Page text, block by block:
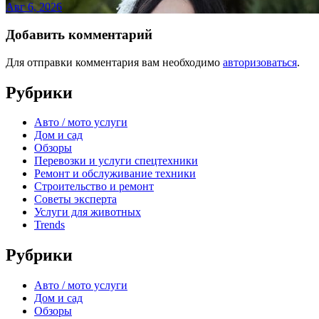
Авг 6, 2026
Добавить комментарий
Для отправки комментария вам необходимо авторизоваться.
Рубрики
Авто / мото услуги
Дом и сад
Обзоры
Перевозки и услуги спецтехники
Ремонт и обслуживание техники
Строительство и ремонт
Советы эксперта
Услуги для животных
Trends
Рубрики
Авто / мото услуги
Дом и сад
Обзоры